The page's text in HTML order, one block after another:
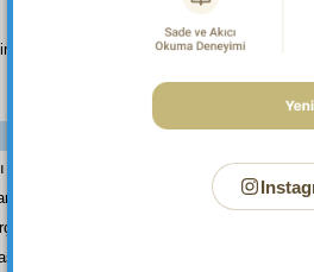
Bir Zeyli Ve Lâhikasının Birinci Parçası